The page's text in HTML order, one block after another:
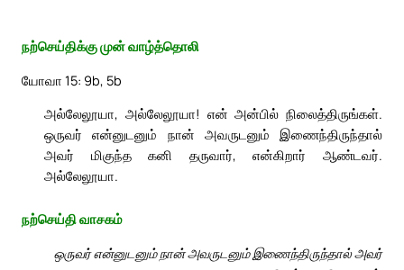
நற்செய்திக்கு முன் வாழ்த்தொலி
யோவா 15: 9b, 5b
அல்லேலூயா, அல்லேலூயா! என் அன்பில் நிலைத்திருங்கள்.
ஒருவர் என்னுடனும் நான் அவருடனும் இணைந்திருந்தால்
அவர் மிகுந்த கனி தருவார், என்கிறார் ஆண்டவர்.
அல்லேலூயா.
நற்செய்தி வாசகம்
ஒருவர் என்னுடனும் நான் அவருடனும் இணைந்திருந்தால் அவர்